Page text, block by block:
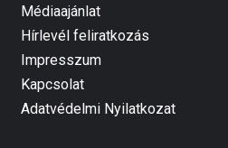
Médiaajánlat
Hírlevél feliratkozás
Impresszum
Kapcsolat
Adatvédelmi Nyilatkozat